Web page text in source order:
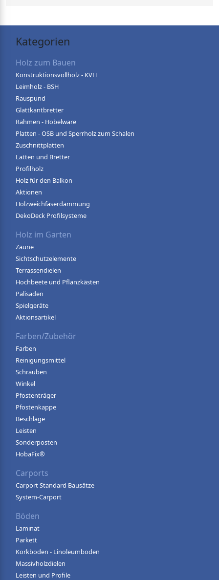
Kategorien
Holz zum Bauen
Konstruktionsvollholz - KVH
Leimholz - BSH
Rauspund
Glattkantbretter
Rahmen - Hobelware
Platten - OSB und Sperrholz zum Schalen
Zuschnittplatten
Latten und Bretter
Profilholz
Holz für den Balkon
Aktionen
Holzweichfaserdämmung
DekoDeck Profilsysteme
Holz im Garten
Zäune
Sichtschutzelemente
Terrassendielen
Hochbeete und Pflanzkästen
Palisaden
Spielgeräte
Aktionsartikel
Farben/Zubehör
Farben
Reinigungsmittel
Schrauben
Winkel
Pfostenträger
Pfostenkappe
Beschläge
Leisten
Sonderposten
HobaFix®
Carports
Carport Standard Bausätze
System-Carport
Böden
Laminat
Parkett
Korkboden - Linoleumboden
Massivholzdielen
Leisten und Profile